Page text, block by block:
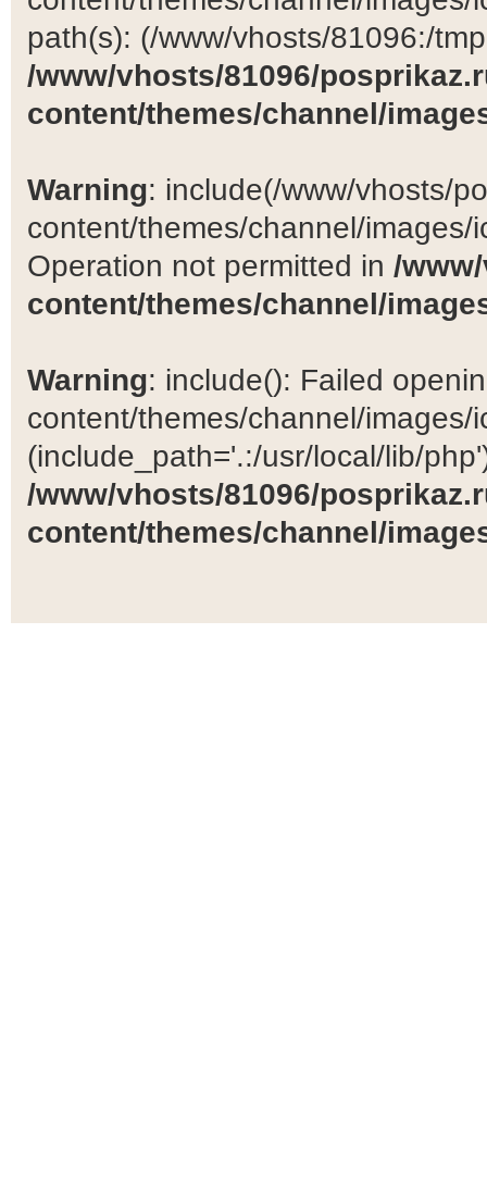
path(s): (/www/vhosts/81096:/
/www/vhosts/81096/
content/themes/channel/
Warning: include(/www/vhosts/
content/themes/channel/
Operation not permitted in /
content/themes/channel/
Warning: include(): Failed
content/themes/channel/images/
(include_path='.:/usr/local/lib/
/www/vhosts/81096/
content/themes/channel/